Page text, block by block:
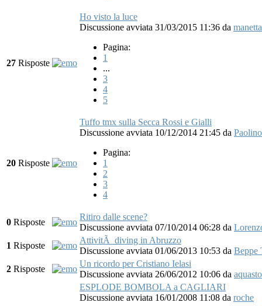
27 Risposte
Ho visto la luce
Discussione avviata 31/03/2015 11:36 da manetta
Pagina:
1
...
3
4
5
20 Risposte
Tuffo tmx sulla Secca Rossi e Gialli
Discussione avviata 10/12/2014 21:45 da
Pagina:
1
2
3
4
0 Risposte
Ritiro dalle scene?
Discussione avviata 07/10/2014 06:28 da
1 Risposte
AttivitÃ diving in Abruzzo
Discussione avviata 01/06/2013 10:53 da Beppe
2 Risposte
Un ricordo per Cristiano Ielasi
Discussione avviata 26/06/2012 10:06 da
ESPLODE BOMBOLA a CAGLIARI
Discussione avviata 16/01/2008 11:08 da roche